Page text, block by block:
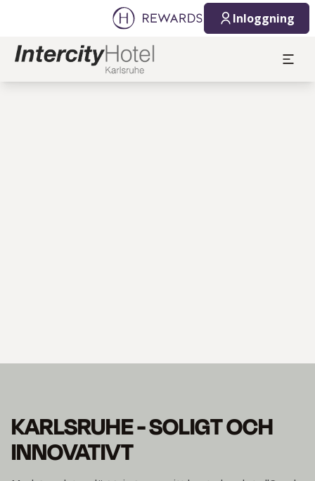
Inloggning
KARLSRUHE - SOLIGT OCH
INNOVATIVT